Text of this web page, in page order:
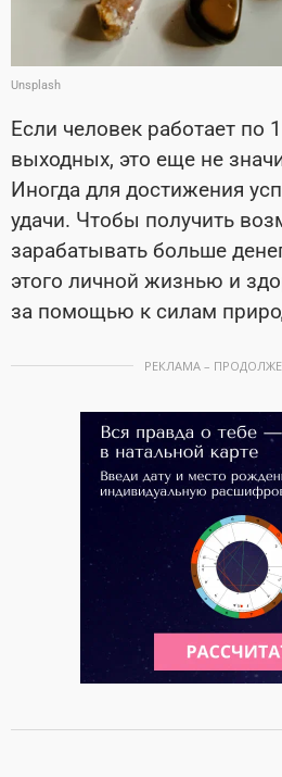
Unsplash
Если человек работает по
выходных, это еще не
Иногда для достижения
удачи. Чтобы получить
зарабатывать больше
этого личной жизнью и
за помощью к силам
РЕКЛАМА –